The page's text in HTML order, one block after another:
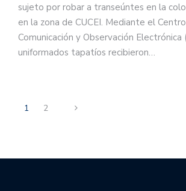
sujeto por robar a transeúntes en la
en la zona de CUCEI. Mediante el
Comunicación y Observación Electrónica
uniformados tapatíos recibieron…
1 2